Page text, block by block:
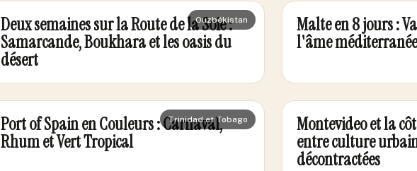
Ouzbékistan
Deux semaines sur la Route de la Soie :
Samarcande, Boukhara et les oasis du
désert
Malte en 8 jours :
l'âme
Trinidad et Tobago
Port of Spain en Couleurs : Carnaval,
Rhum et Vert Tropical
Montevideo et la
entre culture
décontractées